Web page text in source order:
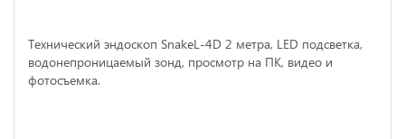
Технический эндоскоп SnakeL-4D 2 метра, LED подсветка,
водонепроницаемый зонд, просмотр на ПК, видео и
фотосъемка.